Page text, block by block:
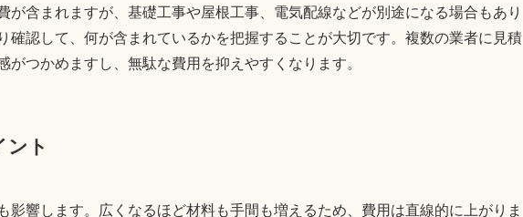
が含まれますが、基礎工事や屋根工事、電気配線などが別途になる場合もあり
確認して、何が含まれているかを把握することが大切です。複数の業者に見積
がつかめますし、無駄な費用を抑えやすくなります。
ント
影響します。広くなるほど材料も手間も増えるため、費用は直線的に上がりま